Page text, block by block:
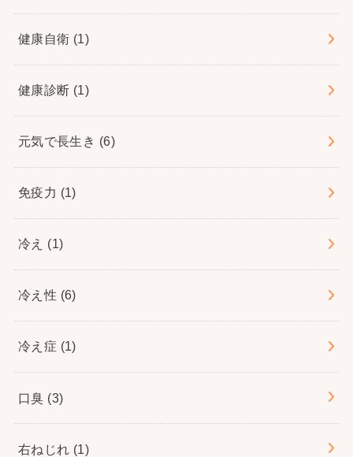
健康自衛 (1)
健康診断 (1)
元気で長生き (6)
免疫力 (1)
冷え (1)
冷え性 (6)
冷え症 (1)
口臭 (3)
右ねじれ (1)